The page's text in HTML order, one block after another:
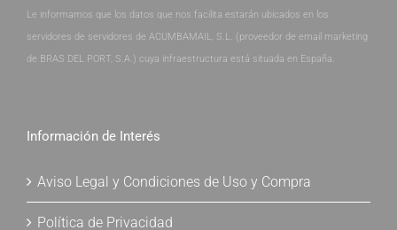
Le informamos que los datos que nos facilita estarán ubicados en los
servidores de servidores de ACUMBAMAIL, S.L. (proveedor de email marketing
de BRAS DEL PORT, S.A.) cuya infraestructura está situada en España.
Información de Interés
Aviso Legal y Condiciones de Uso y Compra
Política de Privacidad